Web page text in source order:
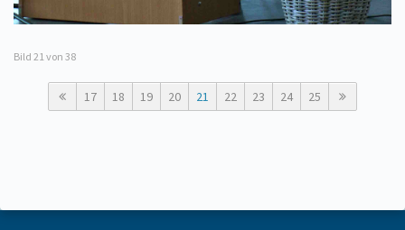
Bild 21von 38
17 18 19 20 21 22 23 24 25